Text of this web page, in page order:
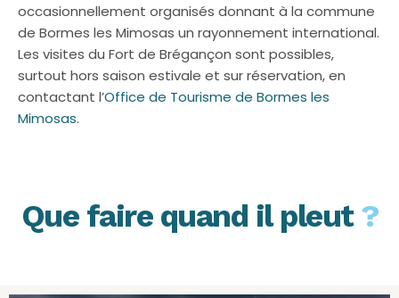
occasionnellement organisés donnant à la commune
de Bormes les Mimosas un rayonnement international.
Les visites du Fort de Brégançon sont possibles,
surtout hors saison estivale et sur réservation, en
contactant l’Office de Tourisme de Bormes les
Mimosas.
Que faire quand il pleut?